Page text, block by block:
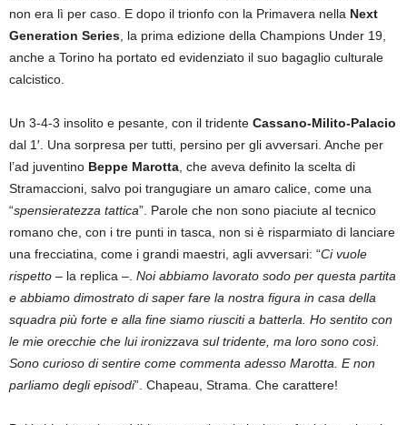
non era lì per caso. E dopo il trionfo con la Primavera nella Next
Generation Series , la prima edizione della Champions Under 19,
anche a Torino ha portato ed evidenziato il suo bagaglio culturale
calcistico.
Un 3-4-3 insolito e pesante, con il tridente Cassano-Milito-Palacio
dal 1′. Una sorpresa per tutti, persino per gli avversari. Anche per
l’ad juventino Beppe Marotta , che aveva definito la scelta di
Stramaccioni, salvo poi trangugiare un amaro calice, come una
“spensieratezza tattica”. Parole che non sono piaciute al tecnico
romano che, con i tre punti in tasca, non si è risparmiato di lanciare
una frecciatina, come i grandi maestri, agli avversari: “Ci vuole
rispetto – la replica –. Noi abbiamo lavorato sodo per questa partita
e abbiamo dimostrato di saper fare la nostra figura in casa della
squadra più forte e alla fine siamo riusciti a batterla. Ho sentito con
le mie orecchie che lui ironizzava sul tridente, ma loro sono così.
Sono curioso di sentire come commenta adesso Marotta. E non
parliamo degli episodi”. Chapeau, Strama. Che carattere!